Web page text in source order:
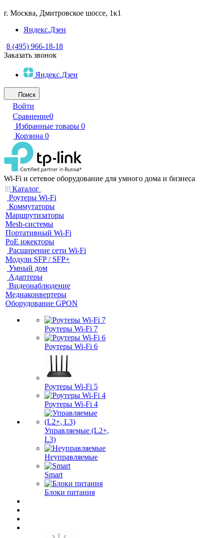
г. Москва, Дмитровское шоссе, 1к1
Яндекс.Дзен
8 (495) 966-18-18
Заказать звонок
Яндекс.Дзен
Поиск
Войти
Сравнение0
Избранные товары 0
Корзина 0
Wi-Fi и сетевое оборудование для умного дома и бизнеса
Каталог
Роутеры Wi-Fi
Коммутаторы
Маршрутизаторы
Mesh-системы
Портативный Wi-Fi
PoE ижекторы
Расширение сети Wi‑Fi
Модули SFP / SFP+
Умный дом
Адаптеры
Видеонаблюдение
Медиаконвертеры
Оборудование GPON
Роутеры Wi-Fi 7
Роутеры Wi-Fi 6
Роутеры Wi-Fi 5
Роутеры Wi-Fi 4
Управляемые (L2+,
L3)
Неуправляемые
Smart
Блоки питания